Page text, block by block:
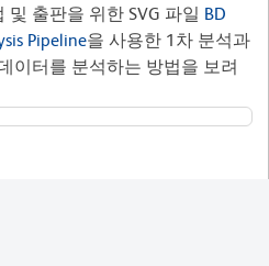
및 출판을 위한 SVG 파일 BD
Pipeline을 사용한 1차 분석과
이터를 분석하는 방법을 보려